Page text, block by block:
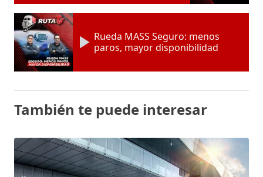
Rueda MASS Seguro: menos
paros, mayor disponibilidad
También te puede interesar